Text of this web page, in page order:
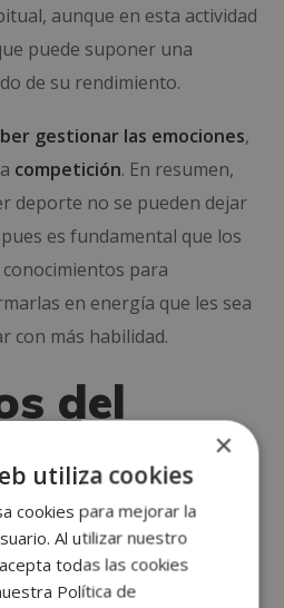
aunque en esta actividad
puede suponer una
de su rendimiento.
gestionar las emociones,
competición. En resumen,
deporte no se pueden dejar
es fundamental que los
para
en energía que les sea
con más habilidad.
del
está practicando deporte se
×
utiliza cookies
cookies para mejorar la
Al utilizar nuestro
todas las cookies
Política de